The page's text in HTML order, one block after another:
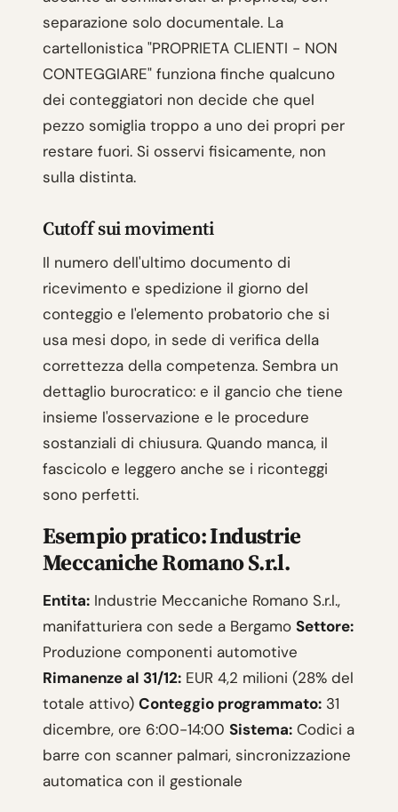
separazione solo documentale. La
cartellonistica "PROPRIETA CLIENTI - NON
CONTEGGIARE" funziona finche qualcuno
dei conteggiatori non decide che quel
pezzo somiglia troppo a uno dei propri per
restare fuori. Si osservi fisicamente, non
sulla distinta.
Cutoff sui movimenti
Il numero dell'ultimo documento di
ricevimento e spedizione il giorno del
conteggio e l'elemento probatorio che si
usa mesi dopo, in sede di verifica della
correttezza della competenza. Sembra un
dettaglio burocratico: e il gancio che tiene
insieme l'osservazione e le procedure
sostanziali di chiusura. Quando manca, il
fascicolo e leggero anche se i riconteggi
sono perfetti.
Esempio pratico: Industrie
Meccaniche Romano S.r.l.
Entita: Industrie Meccaniche Romano S.r.l.,
manifatturiera con sede a Bergamo Settore:
Produzione componenti automotive
Rimanenze al 31/12: EUR 4,2 milioni (28% del
totale attivo) Conteggio programmato: 31
dicembre, ore 6:00-14:00 Sistema: Codici a
barre con scanner palmari, sincronizzazione
automatica con il gestionale